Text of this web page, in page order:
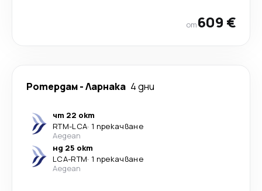
от609 €
Ротердам-Ларнака 4 дни
чт 22 окт
RTM-LCA· 1 прекачване
Aegean
нд 25 окт
LCA-RTM· 1 прекачване
Aegean